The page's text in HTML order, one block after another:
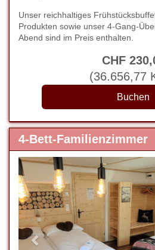
Unser reichhaltiges
Produkten sowie unser 4-Gang-
Abend sind im Preis enthalten.
CHF 230
(36.656,77
4-Bett-Familienzimmer
Previous